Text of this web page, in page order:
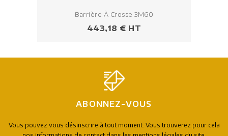
Barrière À Crosse 3M60
Prix
443,18 € HT
ABONNEZ-VOUS
Vous pouvez vous désinscrire à tout moment. Vous trouverez pour cela